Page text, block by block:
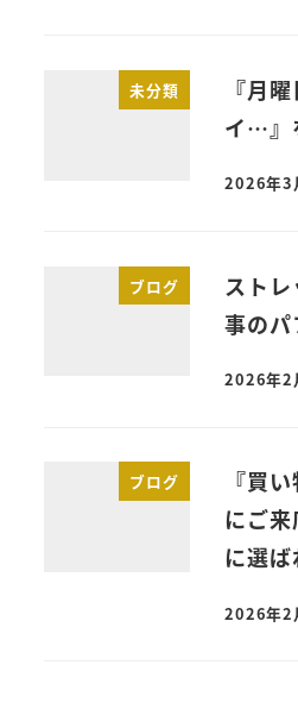
未分類
『月
イ…』
2026年3
ブログ
スト
事のパ
2026年2
ブログ
『買
にご
に選ば
2026年2